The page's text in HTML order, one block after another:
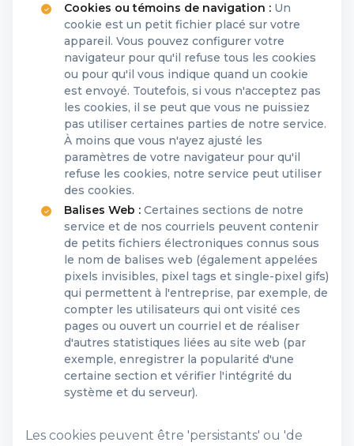
Cookies ou témoins de navigation : Un
cookie est un petit fichier placé sur votre
appareil. Vous pouvez configurer votre
navigateur pour qu'il refuse tous les cookies
ou pour qu'il vous indique quand un cookie
est envoyé. Toutefois, si vous n'acceptez pas
les cookies, il se peut que vous ne puissiez
pas utiliser certaines parties de notre service.
À moins que vous n'ayez ajusté les
paramètres de votre navigateur pour qu'il
refuse les cookies, notre service peut utiliser
des cookies.
Balises Web : Certaines sections de notre
service et de nos courriels peuvent contenir
de petits fichiers électroniques connus sous
le nom de balises web (également appelées
pixels invisibles, pixel tags et single-pixel gifs)
qui permettent à l'entreprise, par exemple, de
compter les utilisateurs qui ont visité ces
pages ou ouvert un courriel et de réaliser
d'autres statistiques liées au site web (par
exemple, enregistrer la popularité d'une
certaine section et vérifier l'intégrité du
système et du serveur).
Les cookies peuvent être 'persistants' ou 'de